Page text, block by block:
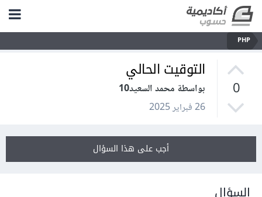
PHP
0
التوقيت الحالي
بواسطة محمد السعيد10
26 فبراير 2025
أجب على هذا السؤال
السؤال